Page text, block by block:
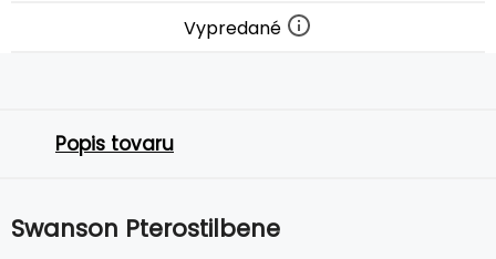
Vypredané
Popis tovaru
Swanson Pterostilbene